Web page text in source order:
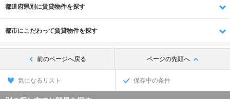
都道府県別に賃貸物件を探す
都市にこだわって賃貸物件を探す
前のページへ戻る ページの先頭へ
気になるリスト 保存中の条件